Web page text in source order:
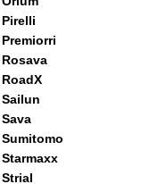
Pirelli
Premiorri
Rosava
RoadX
Sailun
Sava
Sumitomo
Starmaxx
Strial